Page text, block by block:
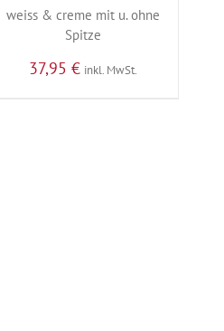
weiss & creme mit u. ohne
Spitze
37,95€ inkl. MwSt.